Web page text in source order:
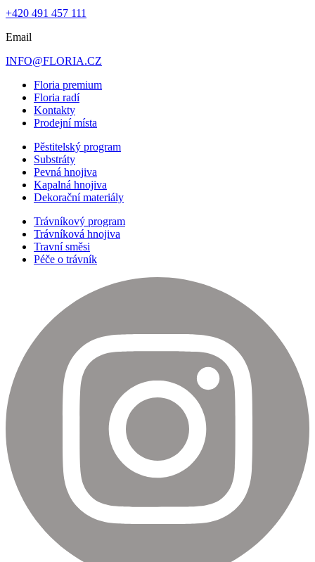
+420 491 457 111
Email
INFO@FLORIA.CZ
Floria premium
Floria radí
Kontakty
Prodejní místa
Pěstitelský program
Substráty
Pevná hnojiva
Kapalná hnojiva
Dekorační materiály
Trávníkový program
Trávníková hnojiva
Travní směsi
Péče o trávník